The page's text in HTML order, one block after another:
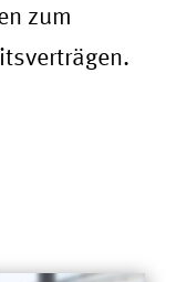
zum